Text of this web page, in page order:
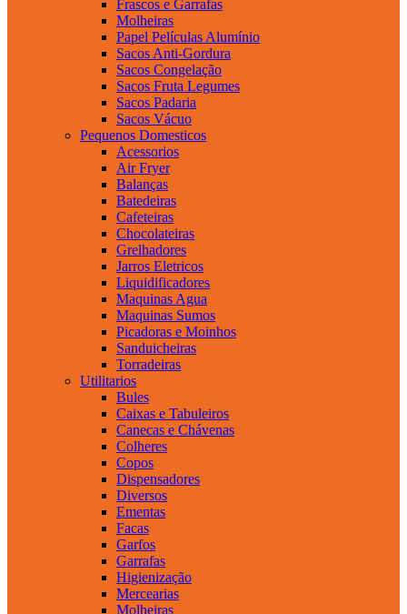
Frascos e Garrafas
Molheiras
Papel Películas Alumínio
Sacos Anti-Gordura
Sacos Congelação
Sacos Fruta Legumes
Sacos Padaria
Sacos Vácuo
Pequenos Domesticos
Acessorios
Air Fryer
Balanças
Batedeiras
Cafeteiras
Chocolateiras
Grelhadores
Jarros Eletricos
Liquidificadores
Maquinas Agua
Maquinas Sumos
Picadoras e Moinhos
Sanduicheiras
Torradeiras
Utilitarios
Bules
Caixas e Tabuleiros
Canecas e Chávenas
Colheres
Copos
Dispensadores
Diversos
Ementas
Facas
Garfos
Garrafas
Higienização
Mercearias
Molheiras